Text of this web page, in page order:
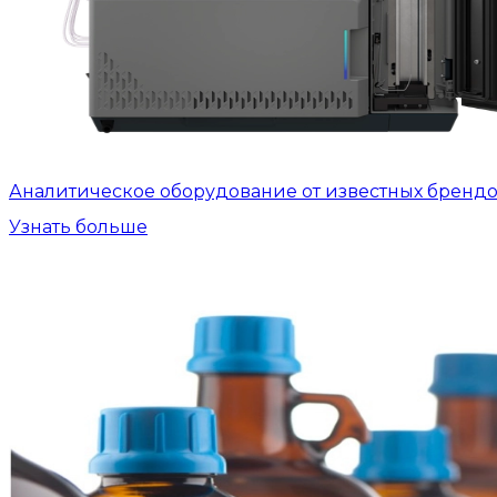
Аналитическое оборудование от известных
Узнать больше